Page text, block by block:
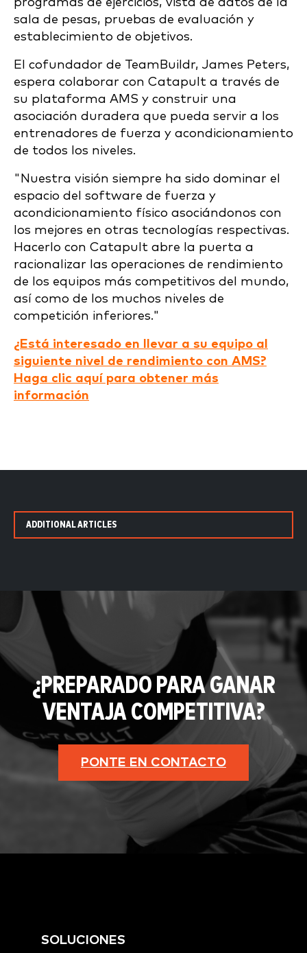
sala de pesas, pruebas de evaluación y
establecimiento de objetivos.
El cofundador de TeamBuildr, James Peters,
espera colaborar con Catapult a través de
su plataforma AMS y construir una
asociación duradera que pueda servir a los
entrenadores de fuerza y acondicionamiento
de todos los niveles.
"Nuestra visión siempre ha sido dominar el
espacio del software de fuerza y
acondicionamiento físico asociándonos con
los mejores en otras tecnologías respectivas.
Hacerlo con Catapult abre la puerta a
racionalizar las operaciones de rendimiento
de los equipos más competitivos del mundo,
así como de los muchos niveles de
competición inferiores."
¿Está interesado en llevar a su equipo al
siguiente nivel de rendimiento con AMS?
Haga clic aquí para obtener más
información
ADDITIONAL ARTICLES
¿PREPARADO PARA GANAR
VENTAJA COMPETITIVA?
PONTE EN CONTACTO
SOLUCIONES